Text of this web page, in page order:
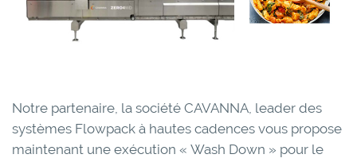
Notre partenaire, la société CAVANNA, leader des
systèmes Flowpack à hautes cadences vous propose
maintenant une exécution « Wash Down » pour le